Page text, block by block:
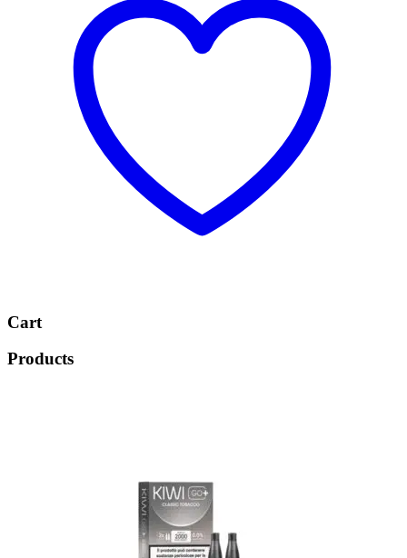
Cart
Products